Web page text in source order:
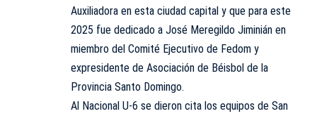
Auxiliadora en esta ciudad capital y que para este
2025 fue dedicado a José Meregildo Jiminián en
miembro del Comité Ejecutivo de Fedom y
expresidente de Asociación de Béisbol de la
Provincia Santo Domingo.
Al Nacional U-6 se dieron cita los equipos de San